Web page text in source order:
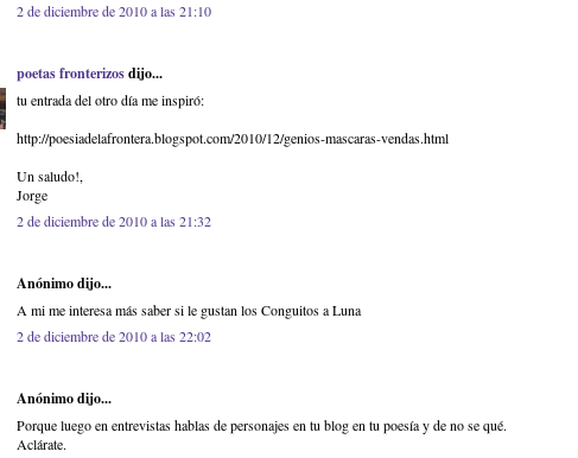
2 de diciembre de 2010 a las 21:10
poetas fronterizosdijo...
tu entrada del otro día me inspiró:
http://poesiadelafrontera.blogspot.com/2010/12/genios-mascaras-vendas.html
Un saludo!,
Jorge
2 de diciembre de 2010 a las 21:32
Anónimo dijo...
A mi me interesa más saber si le gustan los Conguitos a Luna
2 de diciembre de 2010 a las 22:02
Anónimo dijo...
Porque luego en entrevistas hablas de personajes en tu blog en tu poesía y de no se qué.
Aclárate.